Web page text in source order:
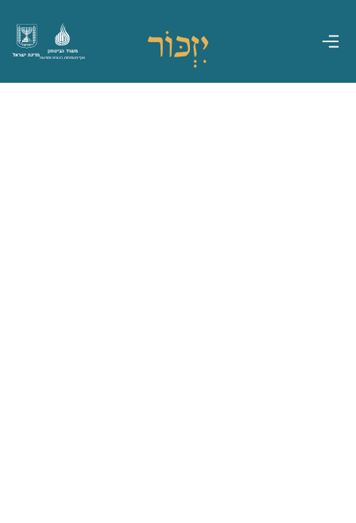
מדינת ישראל
משרד הביטחון
אגף משפחות, הנצחה ומורשת